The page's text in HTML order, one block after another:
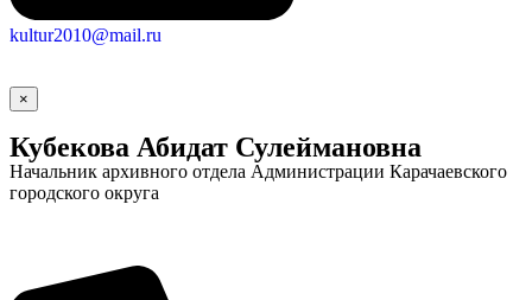
kultur2010@mail.ru
×
Кубекова Абидат Сулеймановна
Начальник архивного отдела Администрации Карачаевского
городского округа